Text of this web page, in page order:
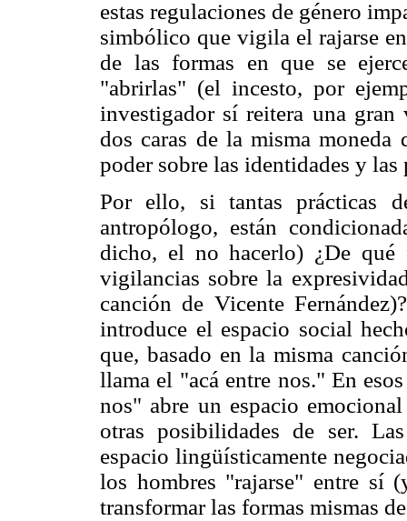
estas regulaciones de género
simbólico que vigila el rajarse
de las formas en que se
"abrirlas" (el incesto, por
investigador sí reitera una
dos caras de la misma
poder sobre las identidades y
Por ello, si tantas prácticas
antropólogo, están
dicho, el no hacerlo) ¿De qué
vigilancias sobre la
canción de Vicente
introduce el espacio social
que, basado en la misma
llama el "acá entre nos." En
nos" abre un espacio
otras posibilidades de ser.
espacio lingüísticamente
los hombres "rajarse" entre sí
transformar las formas mismas